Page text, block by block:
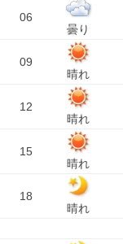
06
曇り
09
晴れ
12
晴れ
15
晴れ
18
晴れ